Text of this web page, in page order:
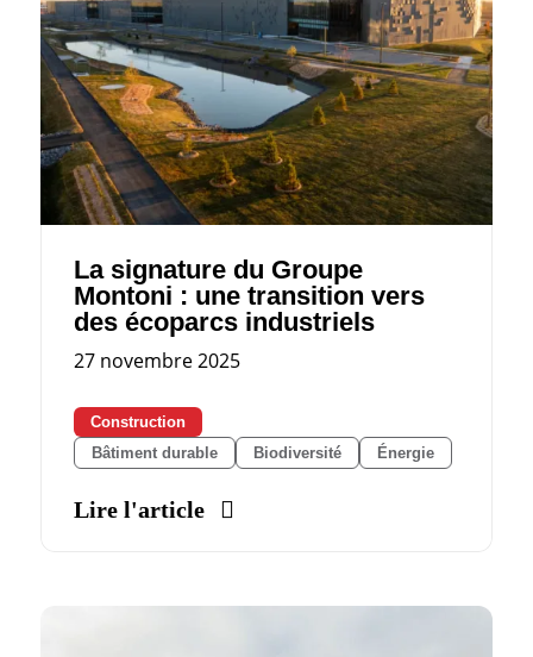
La signature du Groupe
Montoni : une transition vers
des écoparcs industriels
27 novembre 2025
Construction
Bâtiment durable
Biodiversité Énergie
Lire l'article